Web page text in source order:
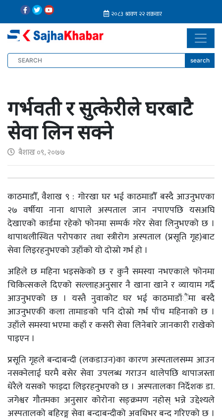
search
गर्भवती र सुत्केरीले घरबाटै
सेवा लिन सक्ने
बैशाख ०९, २०७७
काठमाडौँ, वैशाख ९ : गोरखा घर भई काठमाडौँ बस्दै आउनुभएका
२७ वर्षीया नाना थापाले अस्पताल जान नपाएपछि यसअघि
देखाएको कार्डमा रहेको फोनमा सम्पर्क गरेर सेवा लिनुभएको छ ।
थापाथलीस्थित परोपकार तथा स्त्रीरोग अस्पताल (प्रसूति गृह)बाट
सेवा लिइरहनुभएको उहाँको यो दोस्रो गर्भ हो ।
अहिले छ महिना भइसकेको छ र कुनै समस्या नभएकाले फोनमा
चिकित्सकले दिएको सल्लाहअनुसार नै खाना खाने र व्यायाम गर्दै
आउनुभएको छ । यस्तै नुवाकोट घर भई काठमाडाँैंमा बस्दै
आउनुभएकी कला तामाङको पनि दोस्रो गर्भ पाँच महिनाको छ ।
उहाँले समस्या भएमा कहाँ र कसरी सेवा लिनेबारे जानकारी राखेको
पाइएन ।
प्रसूति गृहले बन्दाबन्दी (लकडाउन)का कारण अस्पतालसम्म आउन
नसक्नेलाई घरमै बसेर सेवा उपलब्ध गराउन थालेपछि थापाजस्ता
धेरैले यसको फाइदा लिइरहनुभएको छ । अस्पतालका निर्देशक डा.
जगेश्वर गौतमका अनुसार कोरोना सङ्क्रमण नहोस् भन्ने उद्देश्यले
अस्पतालको बहिरङ्ग सेवा बन्दाबन्दीको अवधिभर बन्द गरिएको छ ।